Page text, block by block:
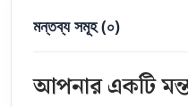
মন্তব্য সমূহ (০)
আপনার একটি